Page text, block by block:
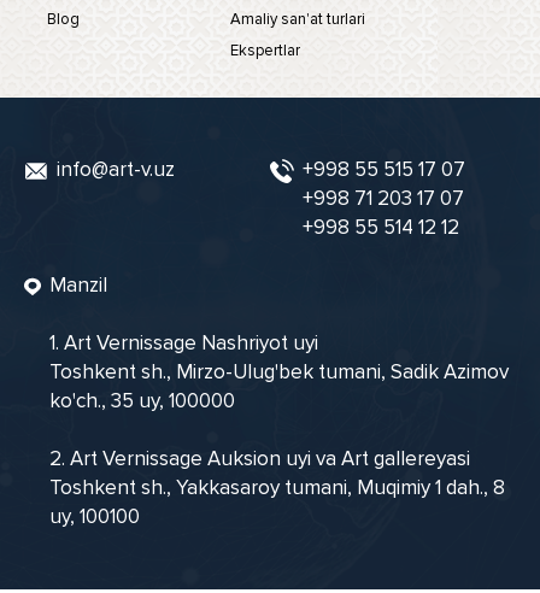
Blog
Amaliy san'at turlari
Ekspertlar
info@art-v.uz
+998 55 515 17 07
+998 71 203 17 07
+998 55 514 12 12
Manzil
1. Art Vernissage Nashriyot uyi
Toshkent sh., Mirzo-Ulug'bek tumani, Sadik Azimov
ko'ch., 35 uy, 100000
2. Art Vernissage Auksion uyi va Art gallereyasi
Toshkent sh., Yakkasaroy tumani, Muqimiy 1 dah., 8
uy, 100100